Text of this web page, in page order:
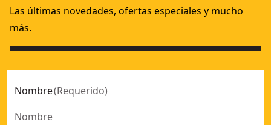
Las últimas novedades, ofertas especiales y mucho
más.
Nombre(Requerido)